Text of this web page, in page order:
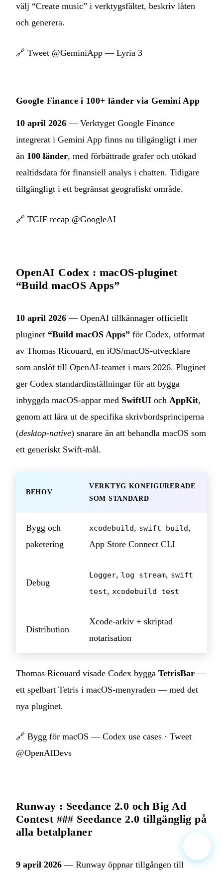
välj “Create music” i verktygsfältet, beskriv låten
och generera.
🔗 Tweet @GeminiApp — Lyria 3
Google Finance i 100+ länder via Gemini App
10 april 2026 — Verktyget Google Finance
integrerat i Gemini App finns nu tillgängligt i mer
än 100 länder, med förbättrade grafer och utökad
realtidsdata för finansiell analys i chatten. Tidigare
tillgängligt i ett begränsat geografiskt område.
🔗 TGIF recap @GoogleAI
OpenAI Codex : macOS-pluginet
“Build macOS Apps”
10 april 2026 — OpenAI tillkännager officiellt
pluginet “Build macOS Apps” för Codex, utformat
av Thomas Ricouard, en iOS/macOS-utvecklare
som anslöt till OpenAI-teamet i mars 2026. Pluginet
ger Codex standardinställningar för att bygga
inbyggda macOS-appar med SwiftUI och AppKit,
genom att lära ut de specifika skrivbordsprinciperna
(desktop-native) snarare än att behandla macOS som
ett generiskt Swift-mål.
BEHOV
VERKTYG KONFIGURERADE
SOM STANDARD
Bygg och
paketering
xcodebuild, swift build,
App Store Connect CLI
Debug
Logger, log stream, swift
test, xcodebuild test
Distribution
Xcode-arkiv + skriptad
notarisation
Thomas Ricouard visade Codex bygga TetrisBar —
ett spelbart Tetris i macOS-menyraden — med det
nya pluginet.
🔗 Bygg för macOS — Codex use cases · Tweet
@OpenAIDevs
Runway : Seedance 2.0 och Big Ad
Contest ### Seedance 2.0 tillgänglig på
alla betalplaner
9 april 2026 — Runway öppnar tillgången till